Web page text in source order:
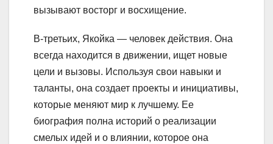
вызывают восторг и восхищение.
В-третьих, Якойка — человек действия. Она
всегда находится в движении, ищет новые
цели и вызовы. Используя свои навыки и
таланты, она создает проекты и инициативы,
которые меняют мир к лучшему. Ее
биография полна историй о реализации
смелых идей и о влиянии, которое она